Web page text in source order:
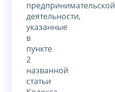
предпринимательской
деятельности,
указанные
в
пункте
2
названной
статьи